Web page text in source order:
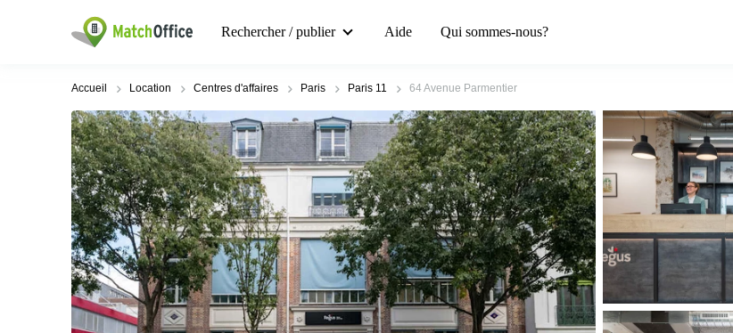
Rechercher / publier Aide Qui sommes-nous?
Accueil Location Centres d'affaires Paris Paris 11 64 Avenue Parmentier